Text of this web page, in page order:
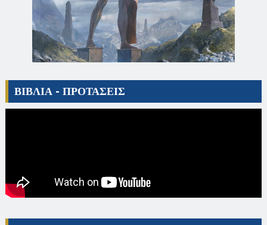
ΒΙΒΛΙΑ - ΠΡΟΤΑΣΕΙΣ